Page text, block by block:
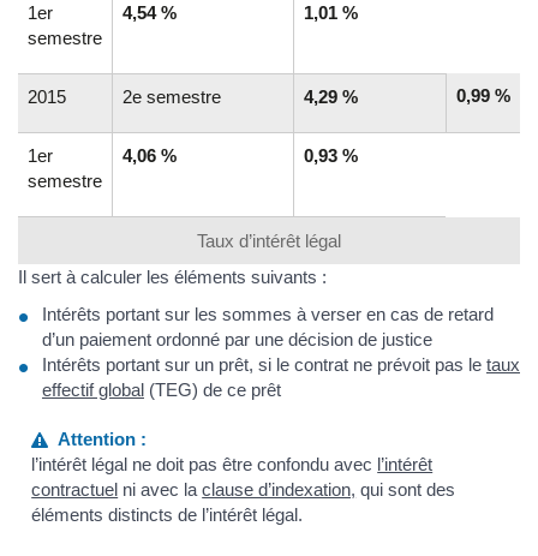
Taux d’intérêt légal
1er
semestre
4,54 % 1,01 %
2015 2e semestre 4,29 % 0,99 %
1er
semestre
4,06 % 0,93 %
Il sert à calculer les éléments suivants :
Intérêts portant sur les sommes à verser en cas de retard
d’un paiement ordonné par une décision de justice
Intérêts portant sur un prêt, si le contrat ne prévoit pas le taux
effectif global (TEG) de ce prêt
Attention :
l’intérêt légal ne doit pas être confondu avec l’intérêt
contractuel ni avec laclause d’indexation, qui sont des
éléments distincts de l’intérêt légal.